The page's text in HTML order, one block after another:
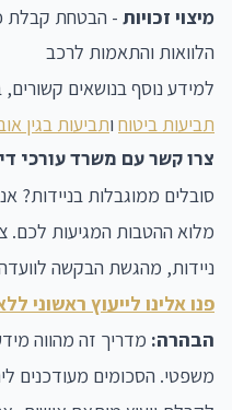
מיצוי זכויות - הבטחת קבלת
הלוואות והתאמות לרכב
למידע נוסף בנושאים
תביעות ביטוח ותביעות בגין
צרו קשר עם משרד עורכי
סובלים ממוגבלות בניידות?
מלוא ההטבות המגיעות לכם.
ניידות, מהגשת הבקשה
פנו אלינו לייעוץ ראשוני
הבהרה: מדריך זה מהווה